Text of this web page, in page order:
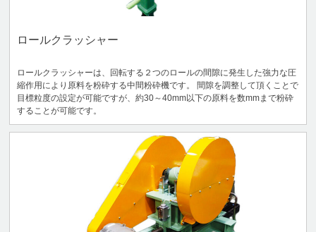
ロールクラッシャー
ロールクラッシャーは、回転する２つのロールの間隙に発生した強力な圧
縮作用により原料を粉砕する中間粉砕機です。 間隙を調整して頂くことで
目標粒度の設定が可能ですが、約30～40mm以下の原料を数mmまで粉砕
することが可能です。